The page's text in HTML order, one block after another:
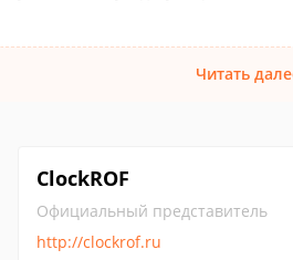
Читать
ClockROF
Официальный представитель
http://clockrof.ru